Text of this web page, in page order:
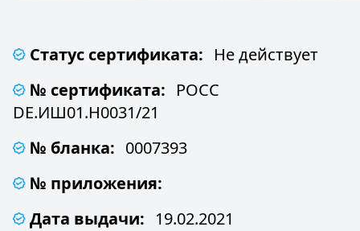
Статус сертификата: Не действует
№ сертификата: РОСС
DE.ИШ01.Н0031/21
№ бланка: 0007393
№ приложения:
Дата выдачи: 19.02.2021